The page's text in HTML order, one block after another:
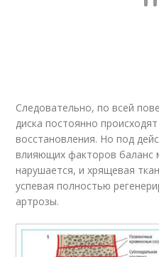
Следовательно, по всей
диска постоянно
восстановления. Но под
влияющих факторов баланс
нарушается, и хрящевая
успевая полностью
артрозы.